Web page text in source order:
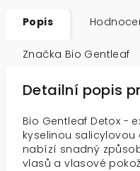
Popis
Značka Bio Gentleaf
Detailní popis
Bio Gentleaf Detox -
kyselinou
nabízí snadný
vlasů a vlasové